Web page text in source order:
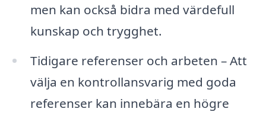
men kan också bidra med värdefull
kunskap och trygghet.
Tidigare referenser och arbeten – Att
välja en kontrollansvarig med goda
referenser kan innebära en högre